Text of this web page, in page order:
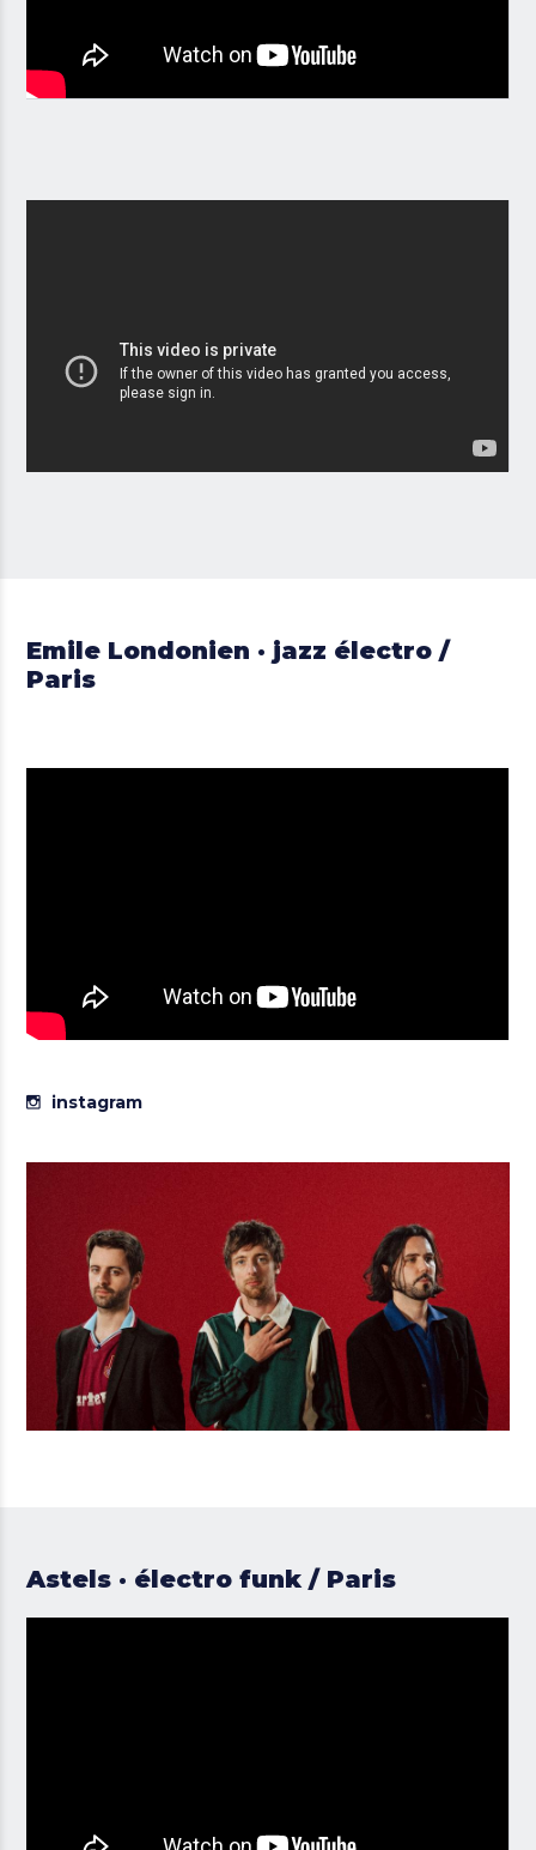
Emile Londonien · jazz électro /
Paris
instagram
Astels · électro funk / Paris